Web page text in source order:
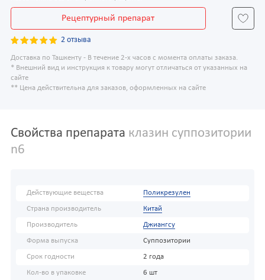
Рецептурный препарат
2 отзыва
Доставка по Ташкенту - В течение 2-х часов с момента оплаты заказа.
* Внешний вид и инструкция к товару могут отличаться от указанных на
сайте
** Цена действительна для заказов, оформленных на сайте
Свойства препарата клазин суппозитории
n6
Действующие вещества Поликрезулен
Страна производитель Китай
Производитель Джиангсу
Форма выпуска Суппозитории
Срок годности 2 года
Кол-во в упаковке 6 шт